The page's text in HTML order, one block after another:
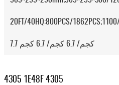
20FT/40HQ:800PCS/
7.7 كجم/ 6.7 كجم/ 6.7 كجم
4305 1E48F 4305